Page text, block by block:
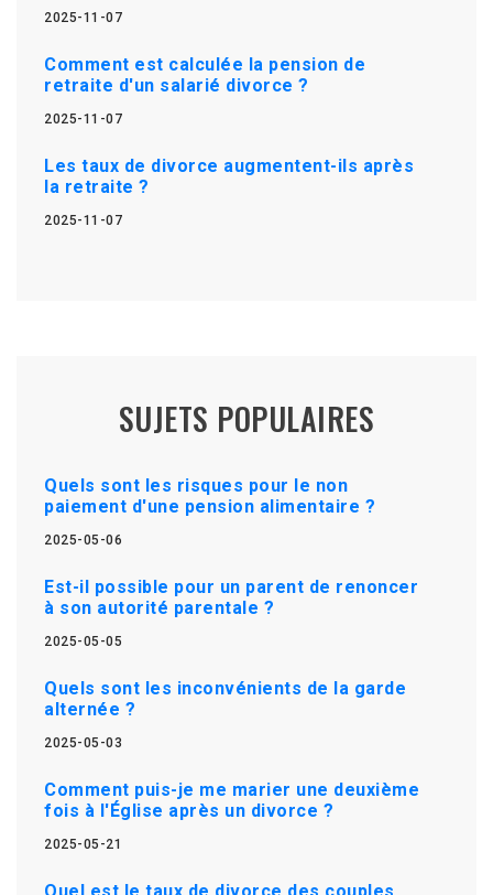
2025-11-07
Comment est calculée la pension de
retraite d'un salarié divorce ?
2025-11-07
Les taux de divorce augmentent-ils après
la retraite ?
2025-11-07
SUJETS POPULAIRES
Quels sont les risques pour le non
paiement d'une pension alimentaire ?
2025-05-06
Est-il possible pour un parent de renoncer
à son autorité parentale ?
2025-05-05
Quels sont les inconvénients de la garde
alternée ?
2025-05-03
Comment puis-je me marier une deuxième
fois à l'Église après un divorce ?
2025-05-21